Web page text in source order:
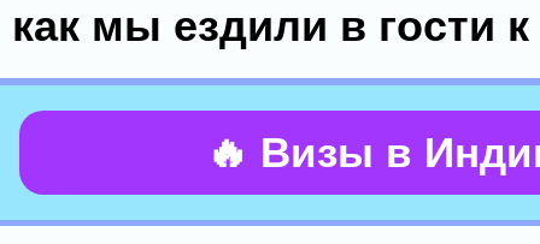
как мы ездили в гости
🔥 Визы в